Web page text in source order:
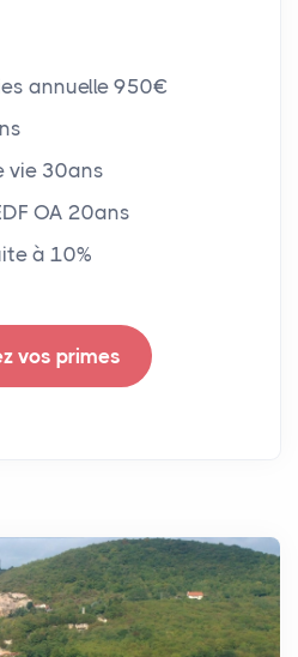
annuelle 950€
vie 30ans
OA 20ans
à 10%
vos primes